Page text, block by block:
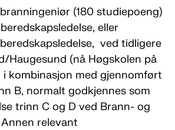
(180 studiepoeng)
eller
ved tidligere
Haugesund (nå Høgskolen på
i kombinasjon med gjennomført
B, normalt godkjennes som
trinn C og D ved Brann- og
relevant